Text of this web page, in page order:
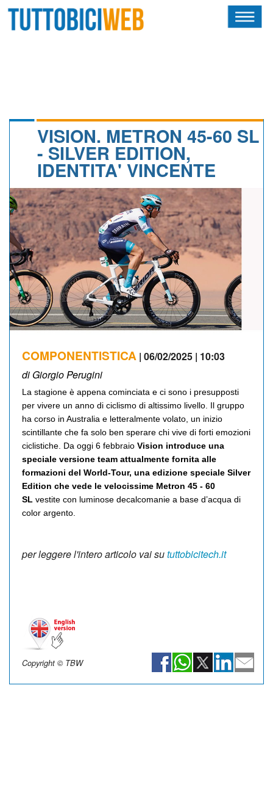
CALENDARIO
ALBI D'ORO
NEWSLETTER
VISION. METRON 45-60 SL
- SILVER EDITION,
IDENTITA' VINCENTE
COMPONENTISTICA | 06/02/2025 | 10:03
di Giorgio Perugini
La stagione è appena cominciata e ci sono i presupposti
per vivere un anno di ciclismo di altissimo livello. Il gruppo
ha corso in Australia e letteralmente volato, un inizio
scintillante che fa solo ben sperare chi vive di forti emozioni
ciclistiche. Da oggi 6 febbraio Vision introduce una
speciale versione team attualmente fornita alle
formazioni del World-Tour, una edizione speciale Silver
Edition che vede le velocissime Metron 45 - 60
SL vestite con luminose decalcomanie a base d’acqua di
color argento.
per leggere l'intero articolo vai sututtobicitech.it
Copyright © TBW